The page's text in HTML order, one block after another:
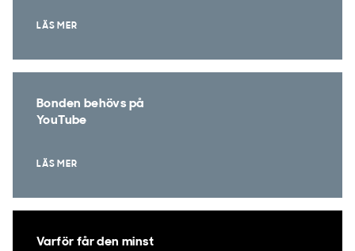
LÄS MER
Bonden behövs på
YouTube
LÄS MER
Varför får den minst